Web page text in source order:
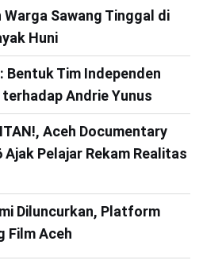
Warga Sawang Tinggal di
Huni
Bentuk Tim Independen
Andrie Yunus
Aceh Documentary
Pelajar Rekam Realitas
Diluncurkan, Platform
Film Aceh